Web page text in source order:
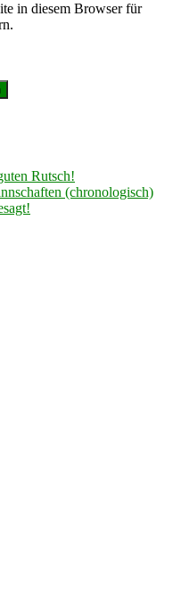
in diesem Browser für
Rutsch!
(chronologisch)